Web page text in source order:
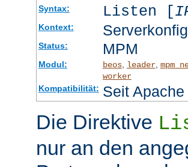
Syntax: Listen [
Kontext:
Status: MPM
Modul: beos, leader,
worker
Kompatibilität: Seit
Die Direktive
nur an den